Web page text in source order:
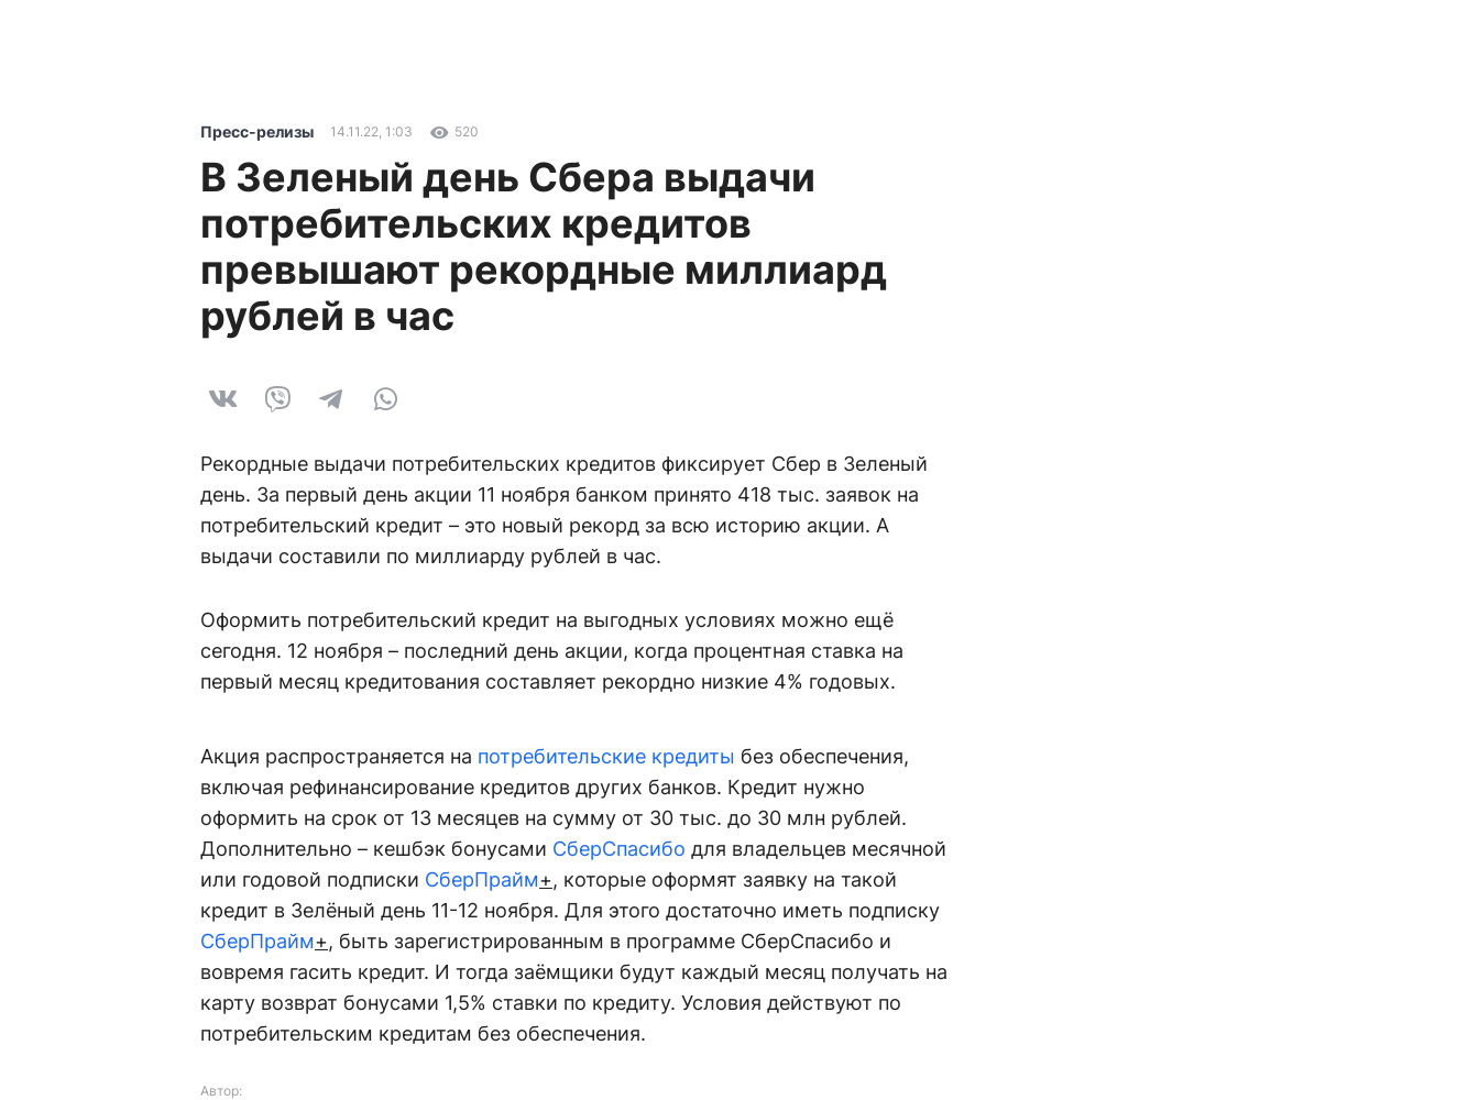
Пресс-релизы 14.11.22, 1:03 520
В Зеленый день Сбера выдачи
потребительских кредитов
превышают рекордные миллиард
рублей в час
Рекордные выдачи потребительских кредитов фиксирует Сбер в Зеленый
день. За первый день акции 11 ноября банком принято 418 тыс. заявок на
потребительский кредит – это новый рекорд за всю историю акции. А
выдачи составили по миллиарду рублей в час.
Оформить потребительский кредит на выгодных условиях можно ещё
сегодня. 12 ноября – последний день акции, когда процентная ставка на
первый месяц кредитования составляет рекордно низкие 4% годовых.
Акция распространяется на потребительские кредиты без обеспечения,
включая рефинансирование кредитов других банков. Кредит нужно
оформить на срок от 13 месяцев на сумму от 30 тыс. до 30 млн рублей.
Дополнительно – кешбэк бонусами СберСпасибо для владельцев месячной
или годовой подписки СберПрайм+, которые оформят заявку на такой
кредит в Зелёный день 11-12 ноября. Для этого достаточно иметь подписку
СберПрайм+, быть зарегистрированным в программе СберСпасибо и
вовремя гасить кредит. И тогда заёмщики будут каждый месяц получать на
карту возврат бонусами 1,5% ставки по кредиту. Условия действуют по
потребительским кредитам без обеспечения.
Автор: